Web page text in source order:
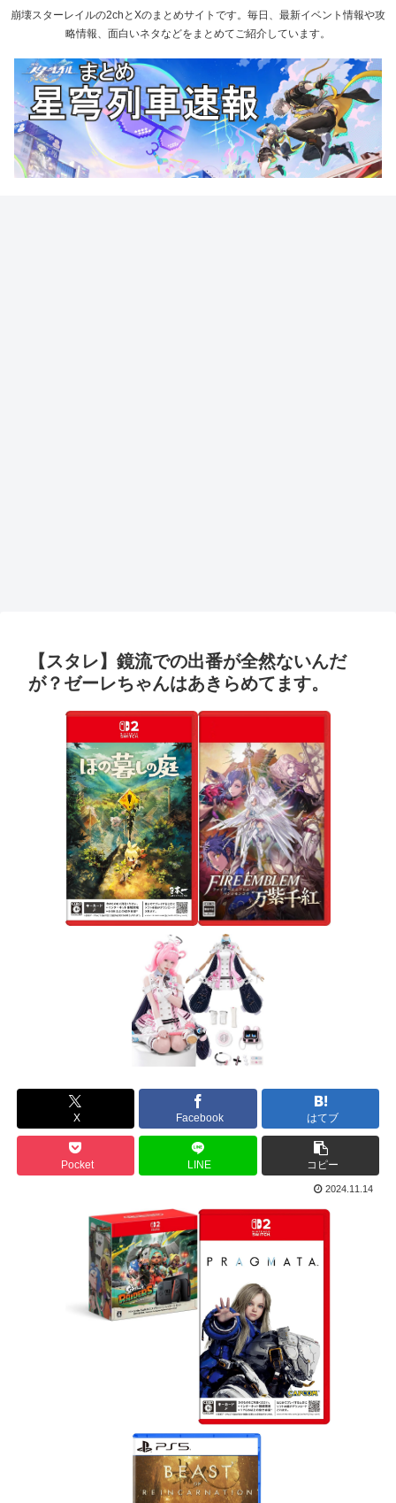
崩壊スターレイルの2chとXのまとめサイトです。毎日、最新イベント情報や攻
略情報、面白いネタなどをまとめてご紹介しています。
【スタレ】鏡流での出番が全然ないんだ
が？ゼーレちゃんはあきらめてます。
X Facebook はてブ
Pocket LINE コピー
2024.11.14